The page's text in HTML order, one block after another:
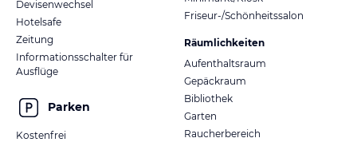
Devisenwechsel
Hotelsafe
Zeitung
Informationsschalter für
Ausflüge
Parken
Kostenfrei
Friseur-/Schönheitssalon
Räumlichkeiten
Aufenthaltsraum
Gepäckraum
Bibliothek
Garten
Raucherbereich